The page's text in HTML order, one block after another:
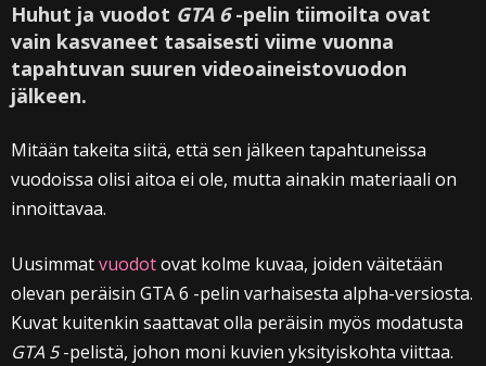
Huhut ja vuodot GTA 6-pelin tiimoilta ovat
vain kasvaneet tasaisesti viime vuonna
tapahtuvan suuren videoaineistovuodon
jälkeen.
Mitään takeita siitä, että sen jälkeen tapahtuneissa
vuodoissa olisi aitoa ei ole, mutta ainakin materiaali on
innoittavaa.
Uusimmatvuodotovat kolme kuvaa, joiden väitetään
olevan peräisin GTA 6 -pelin varhaisesta alpha-versiosta.
Kuvat kuitenkin saattavat olla peräisin myös modatusta
GTA 5-pelistä, johon moni kuvien yksityiskohta viittaa.